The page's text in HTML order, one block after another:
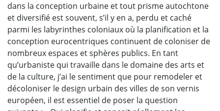
dans la conception urbaine et tout prisme autochtone
et diversifié est souvent, s’il y en a, perdu et caché
parmi les labyrinthes coloniaux où la planification et la
conception eurocentriques continuent de coloniser de
nombreux espaces et sphères publics. En tant
qu’urbaniste qui travaille dans le domaine des arts et
de la culture, j’ai le sentiment que pour remodeler et
décoloniser le design urbain des villes de son vernis
européen, il est essentiel de poser la question